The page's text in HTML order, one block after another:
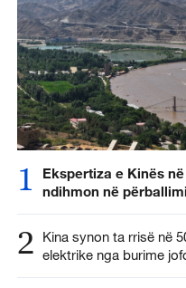
1
Ekspertiza e Kinës
ndihmon në
2
Kina synon ta rrisë në
elektrike nga burime